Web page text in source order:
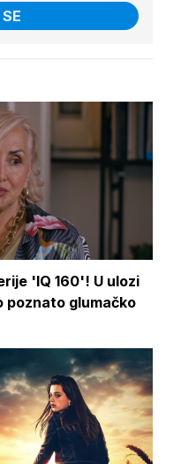
'IQ 160'! U ulozi
poznato glumačko